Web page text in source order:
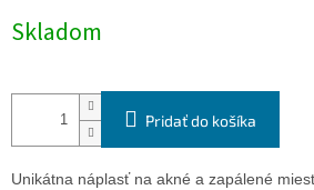
cena:
Skladom
Pridať do košíka
Unikátna náplasť na akné a zapálené